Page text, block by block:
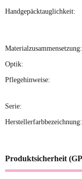
Handgepäcktauglichkeit:
Materialzusammensetzung:
Optik:
Pflegehinweise:
Serie:
Herstellerfarbbezeichnung:
Produktsicherheit